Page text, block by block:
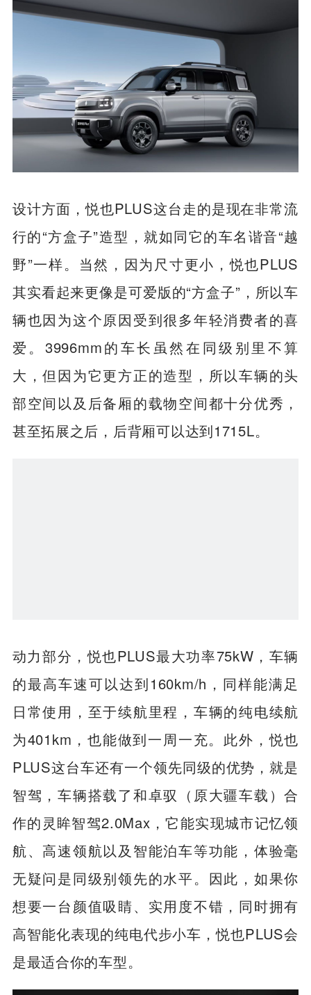
设计方面，悦也PLUS这台走的是现在非常流
行的“方盒子”造型，就如同它的车名谐音“越
野”一样。当然，因为尺寸更小，悦也PLUS
其实看起来更像是可爱版的“方盒子”，所以车
辆也因为这个原因受到很多年轻消费者的喜
爱。3996mm的车长虽然在同级别里不算
大，但因为它更方正的造型，所以车辆的头
部空间以及后备厢的载物空间都十分优秀，
甚至拓展之后，后背厢可以达到1715L。
动力部分，悦也PLUS最大功率75kW，车辆
的最高车速可以达到160km/h，同样能满足
日常使用，至于续航里程，车辆的纯电续航
为401km，也能做到一周一充。此外，悦也
PLUS这台车还有一个领先同级的优势，就是
智驾，车辆搭载了和卓驭（原大疆车载）合
作的灵眸智驾2.0Max，它能实现城市记忆领
航、高速领航以及智能泊车等功能，体验毫
无疑问是同级别领先的水平。因此，如果你
想要一台颜值吸睛、实用度不错，同时拥有
高智能化表现的纯电代步小车，悦也PLUS会
是最适合你的车型。